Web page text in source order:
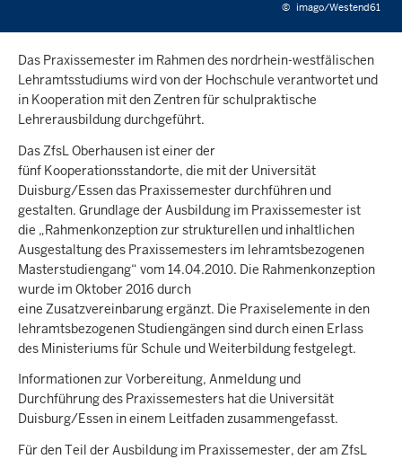
© imago/Westend61
Das Praxissemester im Rahmen des nordrhein-westfälischen
Lehramtsstudiums wird von der Hochschule verantwortet und
in Kooperation mit den Zentren für schulpraktische
Lehrerausbildung durchgeführt.
Das ZfsL Oberhausen ist einer der
fünf Kooperationsstandorte, die mit der Universität
Duisburg/Essen das Praxissemester durchführen und
gestalten. Grundlage der Ausbildung im Praxissemester ist
die „Rahmenkonzeption zur strukturellen und inhaltlichen
Ausgestaltung des Praxissemesters im lehramtsbezogenen
Masterstudiengang“ vom 14.04.2010. Die Rahmenkonzeption
wurde im Oktober 2016 durch
eine Zusatzvereinbarung ergänzt. Die Praxiselemente in den
lehramtsbezogenen Studiengängen sind durch einen Erlass
des Ministeriums für Schule und Weiterbildung festgelegt.
Informationen zur Vorbereitung, Anmeldung und
Durchführung des Praxissemesters hat die Universität
Duisburg/Essen in einem Leitfaden zusammengefasst.
Für den Teil der Ausbildung im Praxissemester, der am ZfsL